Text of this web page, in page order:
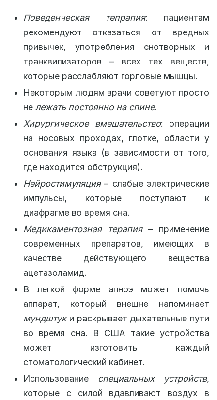
Поведенческая тепрапия: пациентам
рекомендуют отказаться от вредных
привычек, употребления снотворных и
транквилизаторов – всех тех веществ,
которые расслабляют горловые мышцы.
Некоторым людям врачи советуют просто
не лежать постоянно на спине.
Хирургическое вмешательство: операции
на носовых проходах, глотке, области у
основания языка (в зависимости от того,
где находится обструкция).
Нейростимуляция– слабые электрические
импульсы, которые поступают к
диафрагме во время сна.
Медикаментозная терапия– применение
современных препаратов, имеющих в
качестве действующего вещества
ацетазоламид.
В легкой форме апноэ может помочь
аппарат, который внешне напоминает
мундштуки раскрывает дыхательные пути
во время сна. В США такие устройства
может изготовить каждый
стоматологический кабинет.
Использование специальных устройств,
которые с силой вдавливают воздух в